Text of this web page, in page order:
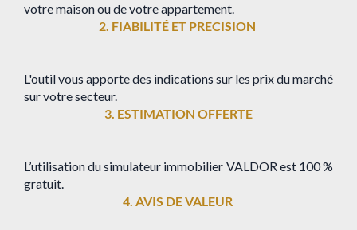
votre maison ou de votre appartement.
2. FIABILITÉ ET PRECISION
L'outil vous apporte des indications sur les prix du marché
sur votre secteur.
3. ESTIMATION OFFERTE
L’utilisation du simulateur immobilier VALDOR est 100 %
gratuit.
4. AVIS DE VALEUR